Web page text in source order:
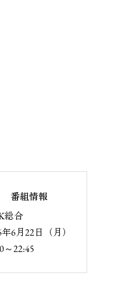
ト
番組情報
総合
年6月22日（月）
～22:45